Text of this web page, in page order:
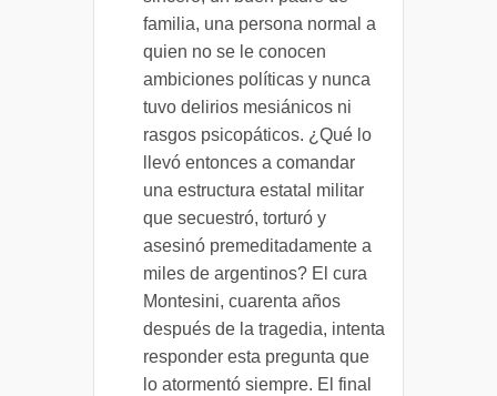
familia, una persona normal a
quien no se le conocen
ambiciones políticas y nunca
tuvo delirios mesiánicos ni
rasgos psicopáticos. ¿Qué lo
llevó entonces a comandar
una estructura estatal militar
que secuestró, torturó y
asesinó premeditadamente a
miles de argentinos? El cura
Montesini, cuarenta años
después de la tragedia, intenta
responder esta pregunta que
lo atormentó siempre. El final